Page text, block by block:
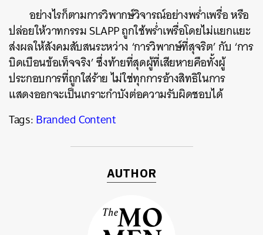
อย่างไรก็ตามการวิพากษ์วิจารณ์อย่างพร่ำเพรื่อ หรือ
ปล่อยให้วาทกรรม SLAPP ถูกใช้พร่ำเพรื่อโดยไม่แยกแยะ
ส่งผลให้สังคมสับสนระหว่าง ‘การวิพากษ์ที่สุจริต’ กับ ‘การ
บิดเบือนข้อเท็จจริง’ ซึ่งท้ายที่สุดผู้ที่เสียหายคือทั้งผู้
ประกอบการที่ถูกใส่ร้าย ไม่ใช่ทุกการอ้างสิทธิในการ
แสดงออกจะเป็นเกราะกำบังต่อความรับผิดชอบได้
Tags:Branded Content
AUTHOR